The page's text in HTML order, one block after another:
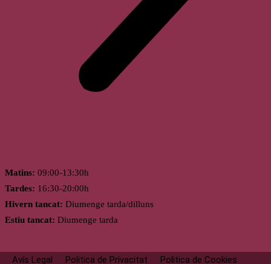
Matins: 09:00-13:30h
Tardes: 16:30-20:00h
Hivern tancat: Diumenge tarda/dilluns
Estiu tancat: Diumenge tarda
Avís Legal Politica de Privacitat
Politica de Cookies